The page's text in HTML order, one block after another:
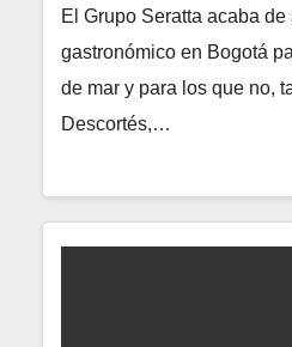
El Grupo Seratta acaba
gastronómico en Bogotá
de mar y para los que no,
Descortés,…